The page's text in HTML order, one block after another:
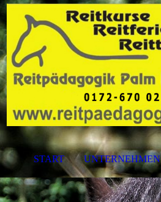
START UNTERNEHMEN